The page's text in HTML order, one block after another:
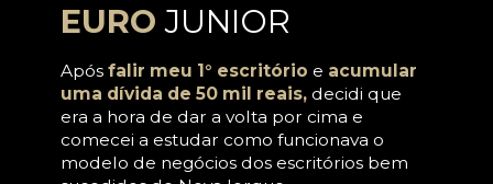
EURO JUNIOR
Após falir meu 1° escritório e acumular
uma dívida de 50 mil reais, decidi que
era a hora de dar a volta por cima e
comecei a estudar como funcionava o
modelo de negócios dos escritórios bem